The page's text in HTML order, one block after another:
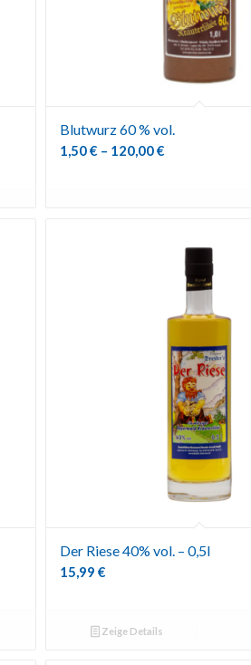
Blutwurz 60 % vol.
1,50€ – 120,00€
Der Riese 40% vol. – 0,5l
15,99€
Zeige Details